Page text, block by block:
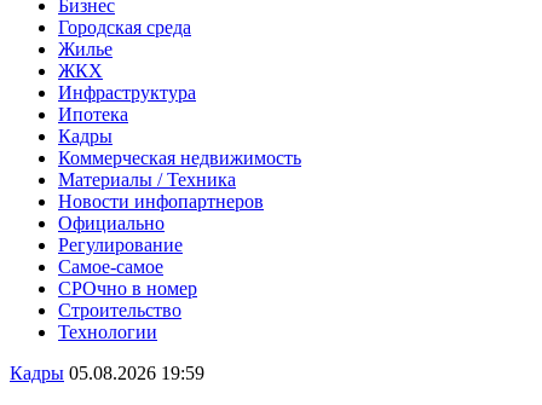
Бизнес
Городская среда
Жилье
ЖКХ
Инфраструктура
Ипотека
Кадры
Коммерческая недвижимость
Материалы / Техника
Новости инфопартнеров
Официально
Регулирование
Самое-самое
СРОчно в номер
Строительство
Технологии
Кадры 05.08.2026 19:59